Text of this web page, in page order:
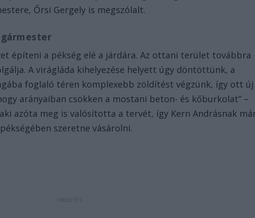
Őrsi Gergely is megszólalt.
építeni a pékség elé a járdára. Az ottani terület továbbra
A virágláda kihelyezése helyett úgy döntöttünk, a
foglaló téren komplexebb zöldítést végzünk, így ott új
arányaiban csökken a mostani beton- és kőburkolat” –
azóta meg is valósította a tervét, így Kern Andrásnak
szeretne vásárolni.